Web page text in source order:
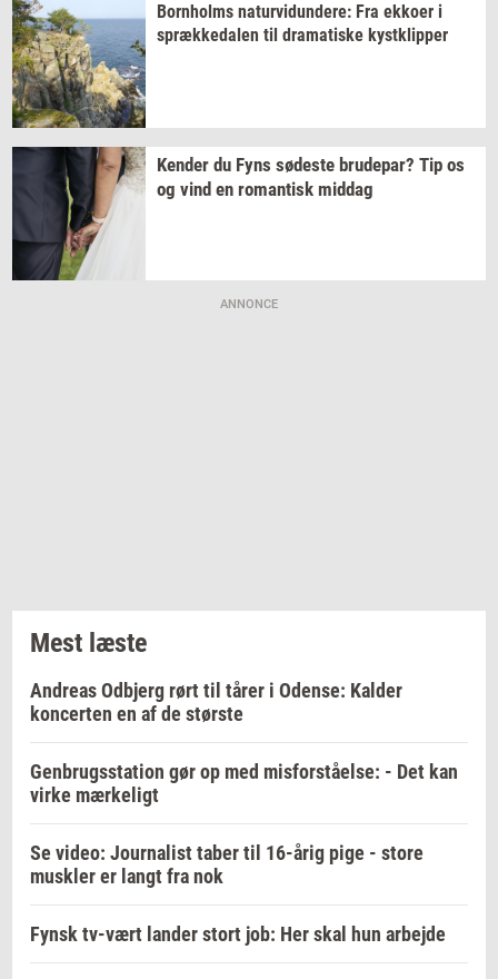
Born­holms na­tur­vi­dun­de­re: Fra ek­ko­er i
spræk­ke­da­len til dra­ma­ti­ske kyst­klip­per
Ken­der du Fyns sø­de­ste bru­de­par? Tip os
og vind en ro­man­tisk mid­dag
ANNONCE
Mest læste
Andreas Odbjerg rørt til tårer i Odense: Kalder
koncerten en af de største
Genbrugsstation gør op med misforståelse: - Det kan
virke mærkeligt
Se video: Journalist taber til 16-årig pige - store
muskler er langt fra nok
Fynsk tv-vært lander stort job: Her skal hun arbejde